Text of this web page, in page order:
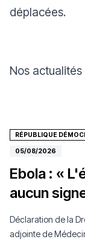
déplacées.
Nos actualités
RÉPUBLIQUE
05/08/2026
Ebola : «
aucun
Déclaration de la
adjointe de